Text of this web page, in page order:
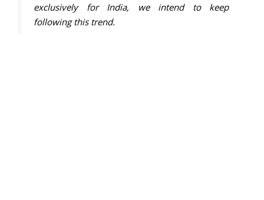
exclusively for India, we intend to keep
following this trend.